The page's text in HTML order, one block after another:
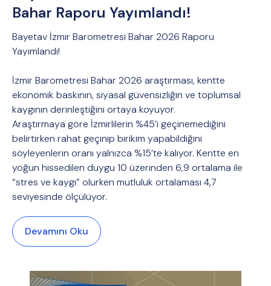
Bahar Raporu Yayımlandı!
Bayetav İzmir Barometresi Bahar 2026 Raporu
Yayımlandı!
İzmir Barometresi Bahar 2026 araştırması, kentte
ekonomik baskının, siyasal güvensizliğin ve toplumsal
kaygının derinleştiğini ortaya koyuyor.
Araştırmaya göre İzmirlilerin %45’i geçinemediğini
belirtirken rahat geçinip birikim yapabildiğini
söyleyenlerin oranı yalnızca %15’te kalıyor. Kentte en
yoğun hissedilen duygu 10 üzerinden 6,9 ortalama ile
“stres ve kaygı” olurken mutluluk ortalaması 4,7
seviyesinde ölçülüyor.
Devamını Oku